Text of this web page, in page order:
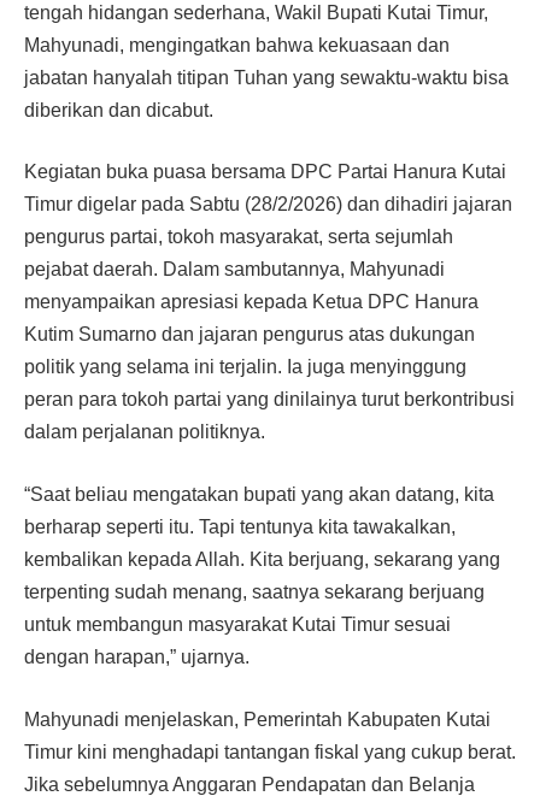
tengah hidangan sederhana, Wakil Bupati Kutai Timur,
Mahyunadi, mengingatkan bahwa kekuasaan dan
jabatan hanyalah titipan Tuhan yang sewaktu-waktu bisa
diberikan dan dicabut.
Kegiatan buka puasa bersama DPC Partai Hanura Kutai
Timur digelar pada Sabtu (28/2/2026) dan dihadiri jajaran
pengurus partai, tokoh masyarakat, serta sejumlah
pejabat daerah. Dalam sambutannya, Mahyunadi
menyampaikan apresiasi kepada Ketua DPC Hanura
Kutim Sumarno dan jajaran pengurus atas dukungan
politik yang selama ini terjalin. Ia juga menyinggung
peran para tokoh partai yang dinilainya turut berkontribusi
dalam perjalanan politiknya.
“Saat beliau mengatakan bupati yang akan datang, kita
berharap seperti itu. Tapi tentunya kita tawakalkan,
kembalikan kepada Allah. Kita berjuang, sekarang yang
terpenting sudah menang, saatnya sekarang berjuang
untuk membangun masyarakat Kutai Timur sesuai
dengan harapan,” ujarnya.
Mahyunadi menjelaskan, Pemerintah Kabupaten Kutai
Timur kini menghadapi tantangan fiskal yang cukup berat.
Jika sebelumnya Anggaran Pendapatan dan Belanja